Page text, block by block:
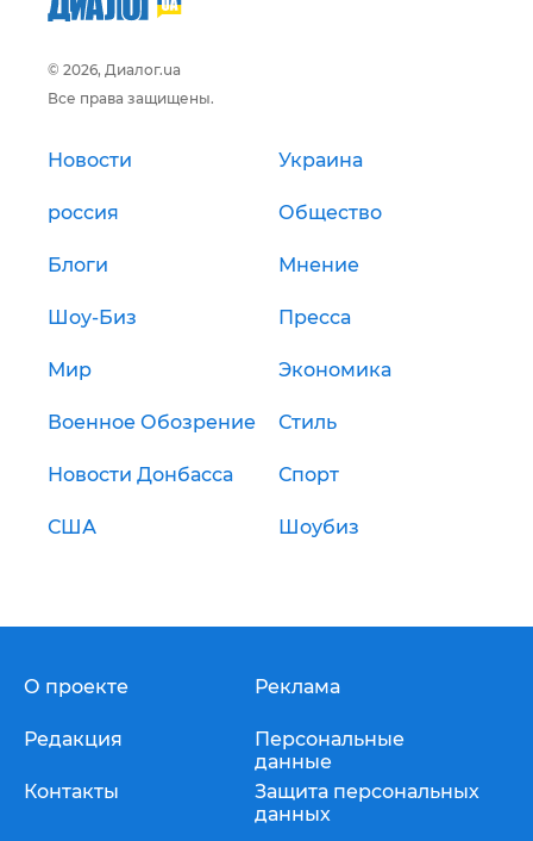
© 2026, Диалог.ua
Все права защищены.
Новости Украина
россия Общество
Блоги Мнение
Шоу-Биз Пресса
Мир Экономика
Военное Обозрение Стиль
Новости Донбасса Спорт
США Шоубиз
О проекте
Редакция
Контакты
Реклама
Персональные
данные
Защита персональных
данных